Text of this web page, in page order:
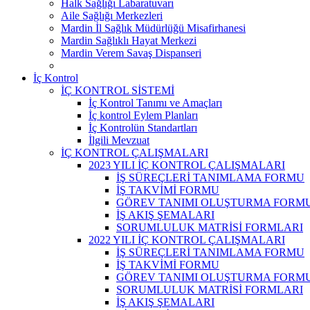
Halk Sağlığı Labaratuvarı
Aile Sağlığı Merkezleri
Mardin İl Sağlık Müdürlüğü Misafirhanesi
Mardin Sağlıklı Hayat Merkezi
Mardin Verem Savaş Dispanseri
İç Kontrol
İÇ KONTROL SİSTEMİ
İç Kontrol Tanımı ve Amaçları
İç kontrol Eylem Planları
İç Kontrolün Standartları
İlgili Mevzuat
İÇ KONTROL ÇALIŞMALARI
2023 YILI İÇ KONTROL ÇALIŞMALARI
İŞ SÜREÇLERİ TANIMLAMA FORMU
İŞ TAKVİMİ FORMU
GÖREV TANIMI OLUŞTURMA
İŞ AKIŞ ŞEMALARI
SORUMLULUK MATRİSİ FORMLARI
2022 YILI İÇ KONTROL ÇALIŞMALARI
İŞ SÜREÇLERİ TANIMLAMA FORMU
İŞ TAKVİMİ FORMU
GÖREV TANIMI OLUŞTURMA
SORUMLULUK MATRİSİ FORMLARI
İŞ AKIŞ ŞEMALARI